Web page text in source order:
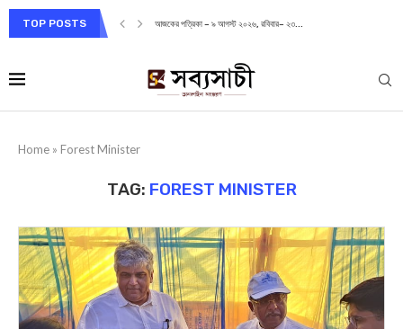
TOP POSTS আজকের পত্রিকা – ৯ আগস্ট ২০২৬, রবিবার– ২৩...
Home » Forest Minister
TAG: FOREST MINISTER